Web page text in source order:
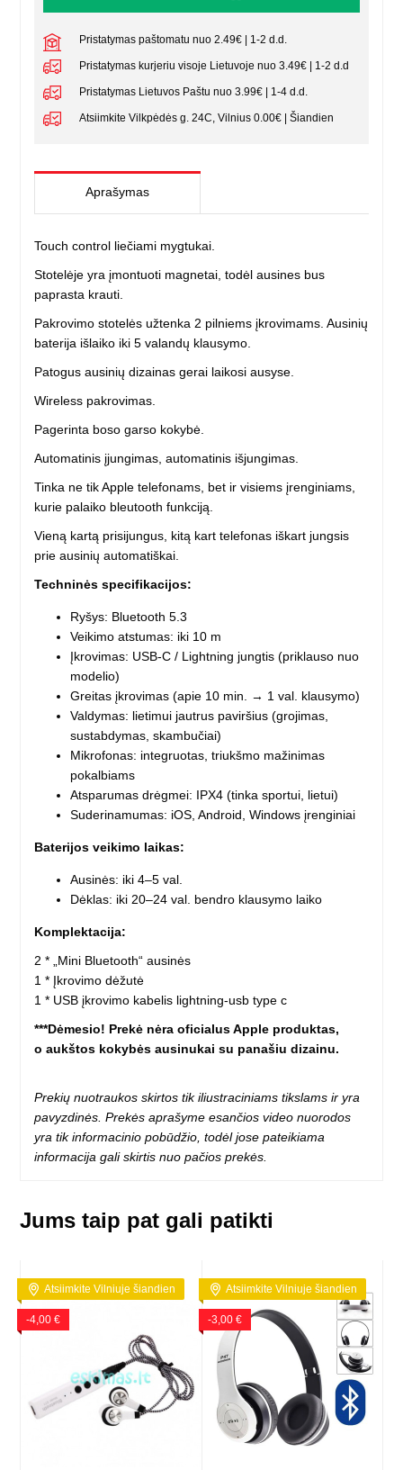
Pristatymas paštomatu nuo 2.49€ | 1-2 d.d.
Pristatymas kurjeriu visoje Lietuvoje nuo 3.49€ | 1-2 d.d
Pristatymas Lietuvos Paštu nuo 3.99€ | 1-4 d.d.
Atsiimkite Vilkpėdės g. 24C, Vilnius 0.00€ | Šiandien
Aprašymas
Touch control liečiami mygtukai.
Stotelėje yra įmontuoti magnetai, todėl ausines bus
paprasta krauti.
Pakrovimo stotelės užtenka 2 pilniems įkrovimams. Ausinių
baterija išlaiko iki 5 valandų klausymo.
Patogus ausinių dizainas gerai laikosi ausyse.
Wireless pakrovimas.
Pagerinta boso garso kokybė.
Automatinis įjungimas, automatinis išjungimas.
Tinka ne tik Apple telefonams, bet ir visiems įrenginiams,
kurie palaiko bleutooth funkciją.
Vieną kartą prisijungus, kitą kart telefonas iškart jungsis
prie ausinių automatiškai.
Techninės specifikacijos:
Ryšys: Bluetooth 5.3
Veikimo atstumas: iki 10 m
Įkrovimas: USB-C / Lightning jungtis (priklauso nuo
modelio)
Greitas įkrovimas (apie 10 min. → 1 val. klausymo)
Valdymas: lietimui jautrus paviršius (grojimas,
sustabdymas, skambučiai)
Mikrofonas: integruotas, triukšmo mažinimas
pokalbiams
Atsparumas drėgmei: IPX4 (tinka sportui, lietui)
Suderinamumas: iOS, Android, Windows įrenginiai
Baterijos veikimo laikas:
Ausinės: iki 4–5 val.
Dėklas: iki 20–24 val. bendro klausymo laiko
Komplektacija:
2 * „Mini Bluetooth“ ausinės
1 * Įkrovimo dėžutė
1 * USB įkrovimo kabelis lightning-usb type c
***Dėmesio! Prekė nėra oficialus Apple produktas,
o aukštos kokybės ausinukai su panašiu dizainu.
Prekių nuotraukos skirtos tik iliustraciniams tikslams ir yra
pavyzdinės. Prekės aprašyme esančios video nuorodos
yra tik informacinio pobūdžio, todėl jose pateikiama
informacija gali skirtis nuo pačios prekės.
Jums taip pat gali patikti
Atsiimkite Vilniuje šiandien
-4,00 €
Atsiimkite Vilniuje šiandien
-3,00 €